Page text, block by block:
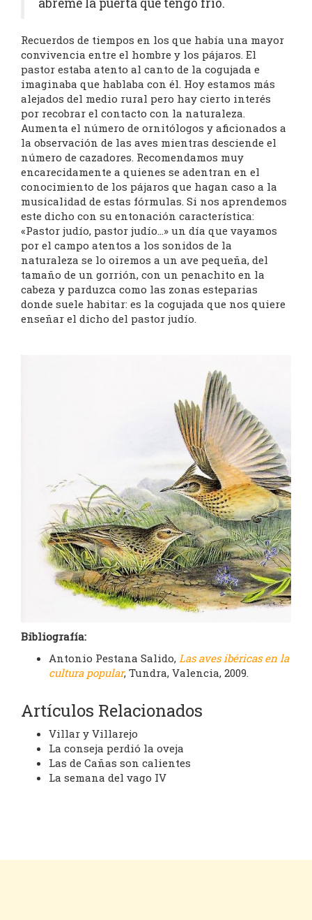
ábreme la puerta que tengo frío.
Recuerdos de tiempos en los que había una mayor
convivencia entre el hombre y los pájaros. El
pastor estaba atento al canto de la cogujada e
imaginaba que hablaba con él. Hoy estamos más
alejados del medio rural pero hay cierto interés
por recobrar el contacto con la naturaleza.
Aumenta el número de ornitólogos y aficionados a
la observación de las aves mientras desciende el
número de cazadores. Recomendamos muy
encarecidamente a quienes se adentran en el
conocimiento de los pájaros que hagan caso a la
musicalidad de estas fórmulas. Si nos aprendemos
este dicho con su entonación característica:
«Pastor judío, pastor judío…» un día que vayamos
por el campo atentos a los sonidos de la
naturaleza se lo oiremos a un ave pequeña, del
tamaño de un gorrión, con un penachito en la
cabeza y parduzca como las zonas esteparias
donde suele habitar: es la cogujada que nos quiere
enseñar el dicho del pastor judío.
Bibliografía:
Antonio Pestana Salido, Las aves ibéricas en la
cultura popular, Tundra, Valencia, 2009.
Artículos Relacionados
Villar y Villarejo
La conseja perdió la oveja
Las de Cañas son calientes
La semana del vago IV